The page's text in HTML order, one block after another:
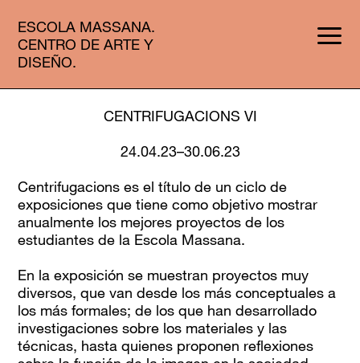
ESCOLA MASSANA.
CENTRO DE ARTE Y
DISEÑO.
CENTRIFUGACIONS VI
24.04.23–30.06.23
Centrifugacions es el título de un ciclo de
exposiciones que tiene como objetivo mostrar
anualmente los mejores proyectos de los
estudiantes de la Escola Massana.
En la exposición se muestran proyectos muy
diversos, que van desde los más conceptuales a
los más formales; de los que han desarrollado
investigaciones sobre los materiales y las
técnicas, hasta quienes proponen reflexiones